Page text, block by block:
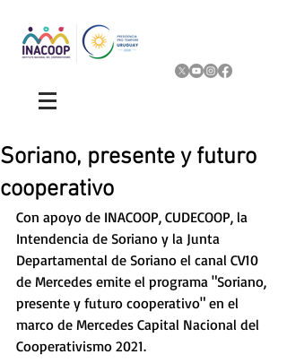
Soriano, presente y futuro
cooperativo
Con apoyo de INACOOP, CUDECOOP, la
Intendencia de Soriano y la Junta
Departamental de Soriano el canal CV10
de Mercedes emite el programa "Soriano,
presente y futuro cooperativo" en el
marco de Mercedes Capital Nacional del
Cooperativismo 2021.